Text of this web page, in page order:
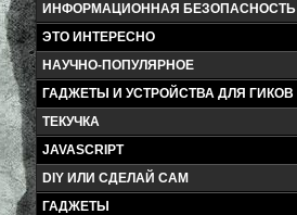
ИНФОРМАЦИОННАЯ БЕЗОПАСНОСТЬ
ЭТО ИНТЕРЕСНО
НАУЧНО-ПОПУЛЯРНОЕ
ГАДЖЕТЫ И УСТРОЙСТВА ДЛЯ ГИКОВ
ТЕКУЧКА
JAVASCRIPT
DIY ИЛИ СДЕЛАЙ САМ
ГАДЖЕТЫ